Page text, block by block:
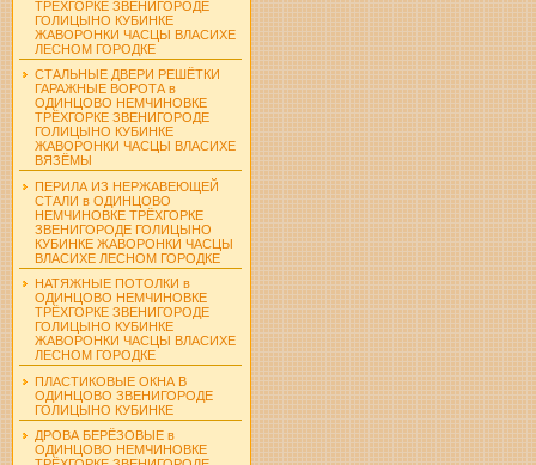
ТРЁХГОРКЕ ЗВЕНИГОРОДЕ
ГОЛИЦЫНО КУБИНКЕ
ЖАВОРОНКИ ЧАСЦЫ ВЛАСИХЕ
ЛЕСНОМ ГОРОДКЕ
СТАЛЬНЫЕ ДВЕРИ РЕШЁТКИ
ГАРАЖНЫЕ ВОРОТА в
ОДИНЦОВО НЕМЧИНОВКЕ
ТРЁХГОРКЕ ЗВЕНИГОРОДЕ
ГОЛИЦЫНО КУБИНКЕ
ЖАВОРОНКИ ЧАСЦЫ ВЛАСИХЕ
ВЯЗЁМЫ
ПЕРИЛА ИЗ НЕРЖАВЕЮЩЕЙ
СТАЛИ в ОДИНЦОВО
НЕМЧИНОВКЕ ТРЁХГОРКЕ
ЗВЕНИГОРОДЕ ГОЛИЦЫНО
КУБИНКЕ ЖАВОРОНКИ ЧАСЦЫ
ВЛАСИХЕ ЛЕСНОМ ГОРОДКЕ
НАТЯЖНЫЕ ПОТОЛКИ в
ОДИНЦОВО НЕМЧИНОВКЕ
ТРЁХГОРКЕ ЗВЕНИГОРОДЕ
ГОЛИЦЫНО КУБИНКЕ
ЖАВОРОНКИ ЧАСЦЫ ВЛАСИХЕ
ЛЕСНОМ ГОРОДКЕ
ПЛАСТИКОВЫЕ ОКНА В
ОДИНЦОВО ЗВЕНИГОРОДЕ
ГОЛИЦЫНО КУБИНКЕ
ДРОВА БЕРЁЗОВЫЕ в
ОДИНЦОВО НЕМЧИНОВКЕ